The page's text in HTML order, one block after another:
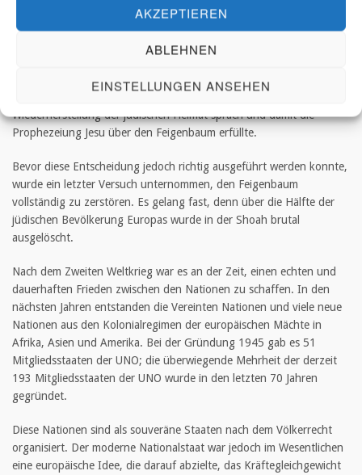
AKZEPTIEREN
ABLEHNEN
EINSTELLUNGEN ANSEHEN
Ruanda und Kamerun, auf den Pazifikinseln mit Nauru und Samoa
sowie im Nahen Osten mit dem Irak, Jordanien, Syrien, Libanon und
Gründung des jüdischen Staates Israel im Jahre 1948. 1920
Wiederherstellung der jüdischen Heimat sprach und damit die
Prophezeiung Jesu über den Feigenbaum erfüllte.
Bevor diese Entscheidung jedoch richtig ausgeführt werden konnte,
wurde ein letzter Versuch unternommen, den Feigenbaum
vollständig zu zerstören. Es gelang fast, denn über die Hälfte der
jüdischen Bevölkerung Europas wurde in der Shoah brutal
ausgelöscht.
Nach dem Zweiten Weltkrieg war es an der Zeit, einen echten und
dauerhaften Frieden zwischen den Nationen zu schaffen. In den
nächsten Jahren entstanden die Vereinten Nationen und viele neue
Nationen aus den Kolonialregimen der europäischen Mächte in
Afrika, Asien und Amerika. Bei der Gründung 1945 gab es 51
Mitgliedsstaaten der UNO; die überwiegende Mehrheit der derzeit
193 Mitgliedsstaaten der UNO wurde in den letzten 70 Jahren
gegründet.
Diese Nationen sind als souveräne Staaten nach dem Völkerrecht
organisiert. Der moderne Nationalstaat war jedoch im Wesentlichen
eine europäische Idee, die darauf abzielte, das Kräftegleichgewicht